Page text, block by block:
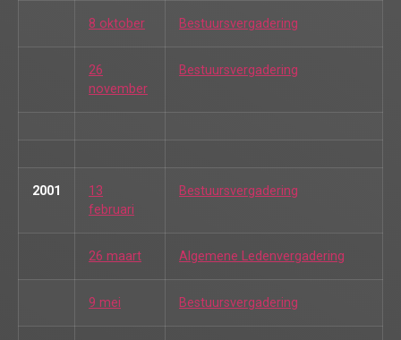
8 oktober Bestuursvergadering
26
november
Bestuursvergadering
2001
13
februari
Bestuursvergadering
26 maart Algemene Ledenvergadering
9 mei Bestuursvergadering